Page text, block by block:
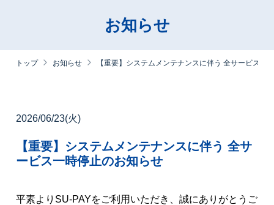
お知らせ
トップ お知らせ 【重要】システムメンテナンスに伴う 全サービス一
2026/06/23(火)
【重要】システムメンテナンスに伴う 全サ
ービス一時停止のお知らせ
平素よりSU-PAYをご利用いただき、誠にありがとうご